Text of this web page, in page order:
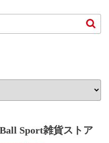
Sport雑貨ストア